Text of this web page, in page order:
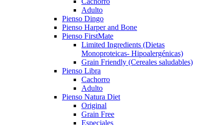
Adulto
Pienso Dingo
Pienso Harper and Bone
Pienso FirstMate
Limited Ingredients (Dietas
Monoproteicas- Hipoalergénicas)
Grain Friendly (Cereales saludables)
Pienso Libra
Cachorro
Adulto
Pienso Natura Diet
Original
Grain Free
Especiales